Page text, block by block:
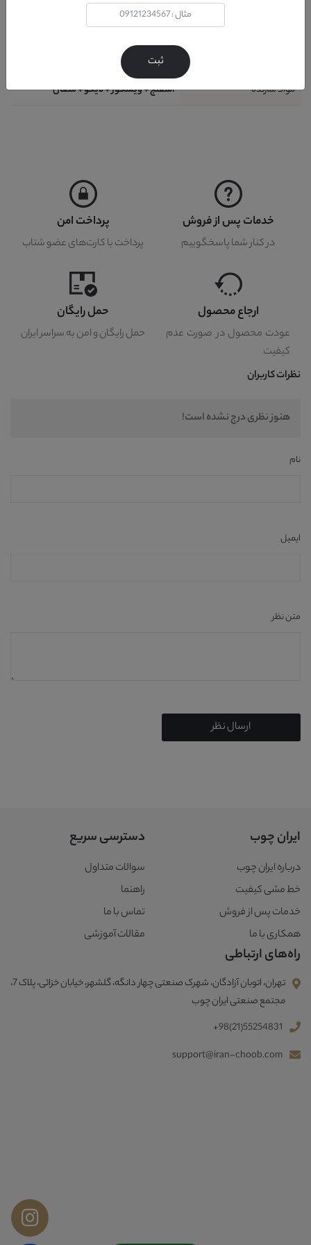
مدرن
ترکیه
مواد سازنده
اسفنج + ویسکوز + لایکو + متقال
خدمات پس از فروش
در کنار شما پاسخگوییم
پرداخت امن
پرداخت با کارت‌های عضو شتاب
ارجاع محصول
عودت محصول در صورت عدم
کیفیت
حمل رایگان
حمل رایگان و امن به سراسر ایران
نظرات کاربران
هنوز نظری درج نشده است!
نام
ایمیل
متن نظر
ارسال نظر
ایران چوب
درباره ایران چوب
خط مشی کیفیت
خدمات پس از فروش
همکاری با ما
دسترسی سریع
سوالات متداول
راهنما
تماس با ما
مقالات آموزشی
راه‌های ارتباطی
تهران، اتوبان آزادگان، شهرک صنعتی چهار دانگه، گلشهر، خیابان خزائی، پلاک 7،
مجتمع صنعتی ایران چوب
+98(21)55254831
support@iran-choob.com
ثبت